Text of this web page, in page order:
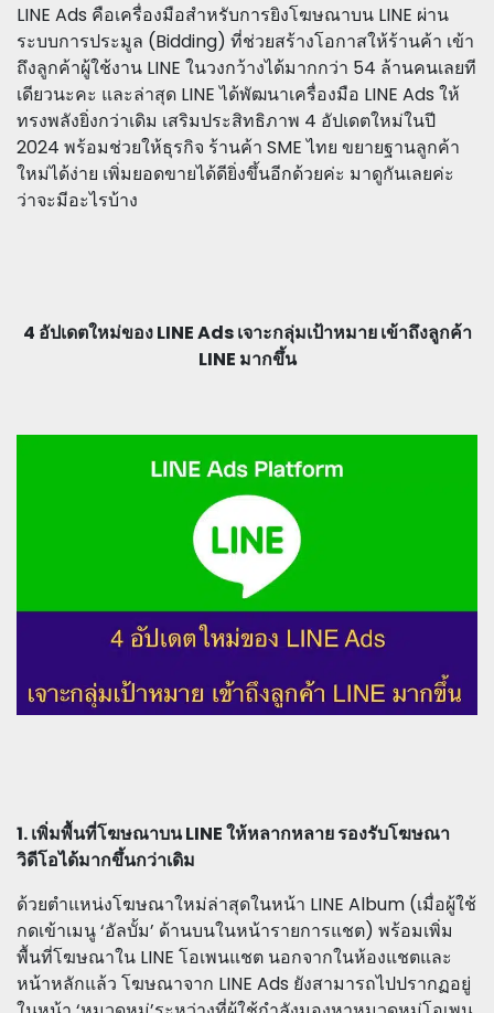
LINE Ads คือเครื่องมือสำหรับการยิงโฆษณาบน LINE ผ่าน
ระบบการประมูล (Bidding) ที่ช่วยสร้างโอกาสให้ร้านค้า เข้า
ถึงลูกค้าผู้ใช้งาน LINE ในวงกว้างได้มากกว่า 54 ล้านคนเลยที
เดียวนะคะ และล่าสุด LINE ได้พัฒนาเครื่องมือ LINE Ads ให้
ทรงพลังยิ่งกว่าเดิม เสริมประสิทธิภาพ 4 อัปเดตใหม่ในปี
2024 พร้อมช่วยให้ธุรกิจ ร้านค้า SME ไทย ขยายฐานลูกค้า
ใหม่ได้ง่าย เพิ่มยอดขายได้ดียิ่งขึ้นอีกด้วยค่ะ มาดูกันเลยค่ะ
ว่าจะมีอะไรบ้าง
4 อัปเดตใหม่ของ LINE Ads เจาะกลุ่มเป้าหมาย เข้าถึงลูกค้า
LINE มากขึ้น
1. เพิ่มพื้นที่โฆษณาบน LINE ให้หลากหลาย รองรับโฆษณา
วิดีโอได้มากขึ้นกว่าเดิม
ด้วยตำแหน่งโฆษณาใหม่ล่าสุดในหน้า LINE Album (เมื่อผู้ใช้
กดเข้าเมนู ‘อัลบั้ม’ ด้านบนในหน้ารายการแชต) พร้อมเพิ่ม
พื้นที่โฆษณาใน LINE โอเพนแชต นอกจากในห้องแชตและ
หน้าหลักแล้ว โฆษณาจาก LINE Ads ยังสามารถไปปรากฏอยู่